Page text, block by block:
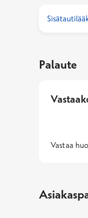
Palaute
Vastaako
1 -
Vastaa
—